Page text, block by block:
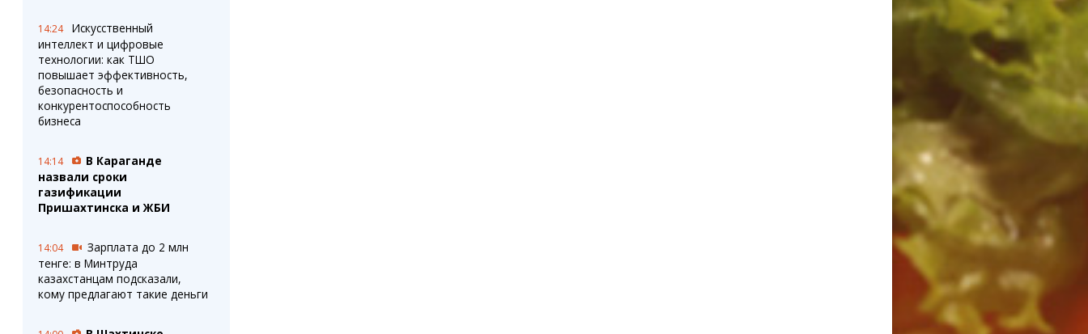
14:24
Искусственный
интеллект и цифровые
технологии: как ТШО
повышает эффективность,
безопасность и
конкурентоспособность
бизнеса
14:14
В Караганде
назвали сроки
газификации
Пришахтинска и ЖБИ
14:04
Зарплата до 2 млн
тенге: в Минтруда
казахстанцам подсказали,
кому предлагают такие деньги